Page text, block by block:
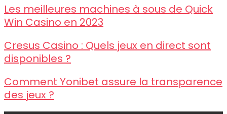
Les meilleures machines à sous de Quick
Win Casino en 2023
Cresus Casino : Quels jeux en direct sont
disponibles ?
Comment Yonibet assure la transparence
des jeux ?